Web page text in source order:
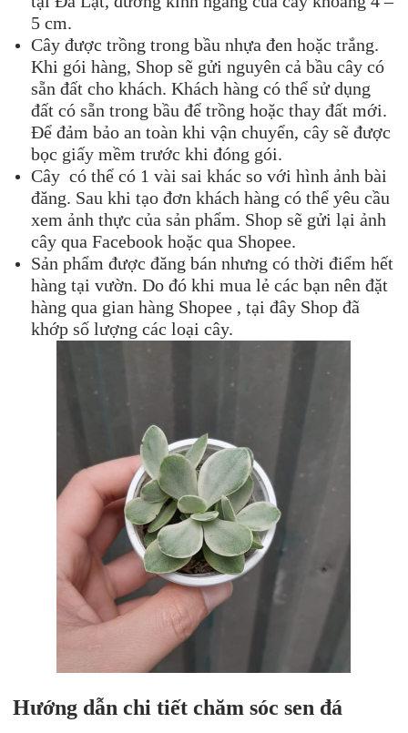
5 cm.
Cây được trồng trong bầu nhựa đen hoặc trắng.
Khi gói hàng, Shop sẽ gửi nguyên cả bầu cây có
sẵn đất cho khách. Khách hàng có thể sử dụng
đất có sẵn trong bầu để trồng hoặc thay đất mới.
Để đảm bảo an toàn khi vận chuyển, cây sẽ được
bọc giấy mềm trước khi đóng gói.
Cây có thể có 1 vài sai khác so với hình ảnh bài
đăng. Sau khi tạo đơn khách hàng có thể yêu cầu
xem ảnh thực của sản phẩm. Shop sẽ gửi lại ảnh
cây qua Facebook hoặc qua Shopee.
Sản phẩm được đăng bán nhưng có thời điểm hết
hàng tại vườn. Do đó khi mua lẻ các bạn nên đặt
hàng qua gian hàng Shopee , tại đây Shop đã
khớp số lượng các loại cây.
Hướng dẫn chi tiết chăm sóc sen đá